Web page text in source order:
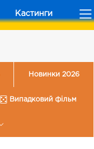
Кастинги
Новинки 2026
Випадковий фільм